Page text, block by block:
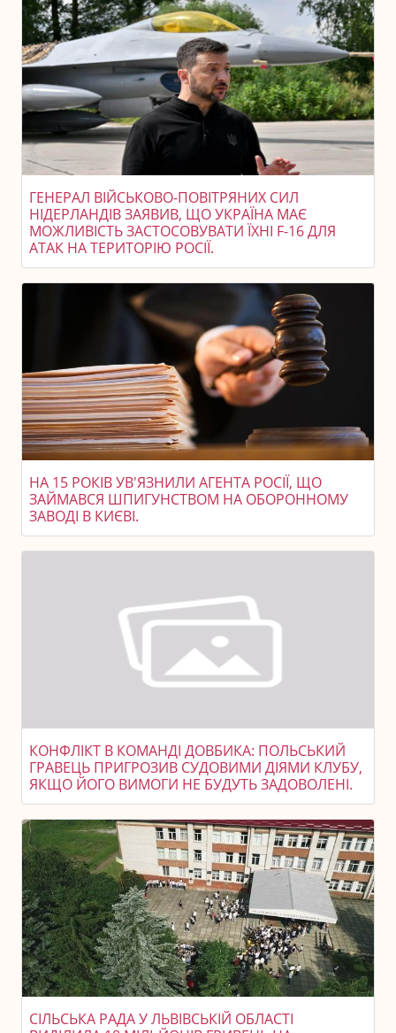
ГЕНЕРАЛ ВІЙСЬКОВО-ПОВІТРЯНИХ СИЛ
НІДЕРЛАНДІВ ЗАЯВИВ, ЩО УКРАЇНА МАЄ
МОЖЛИВІСТЬ ЗАСТОСОВУВАТИ ЇХНІ F-16 ДЛЯ
АТАК НА ТЕРИТОРІЮ РОСІЇ.
НА 15 РОКІВ УВ'ЯЗНИЛИ АГЕНТА РОСІЇ, ЩО
ЗАЙМАВСЯ ШПИГУНСТВОМ НА ОБОРОННОМУ
ЗАВОДІ В КИЄВІ.
КОНФЛІКТ В КОМАНДІ ДОВБИКА: ПОЛЬСЬКИЙ
ГРАВЕЦЬ ПРИГРОЗИВ СУДОВИМИ ДІЯМИ КЛУБУ,
ЯКЩО ЙОГО ВИМОГИ НЕ БУДУТЬ ЗАДОВОЛЕНІ.
СІЛЬСЬКА РАДА У ЛЬВІВСЬКІЙ ОБЛАСТІ